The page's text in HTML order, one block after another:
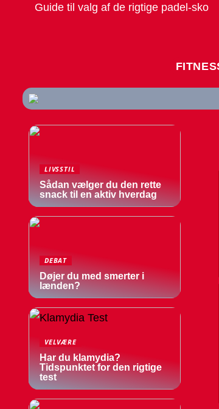
Guide til valg af de rigtige padel-sko
LIVSSTIL
Sådan vælger du den rette
snack til en aktiv hverdag
DEBAT
Døjer du med smerter i
lænden?
VELVÆRE
Har du klamydia?
Tidspunktet for den rigtige
test